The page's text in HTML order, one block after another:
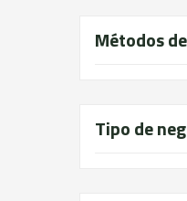
Métodos
Tipo de